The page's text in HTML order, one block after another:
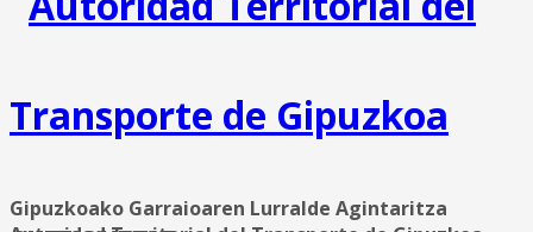
Gipuzkoako Garraioaren Lurralde Agintaritza